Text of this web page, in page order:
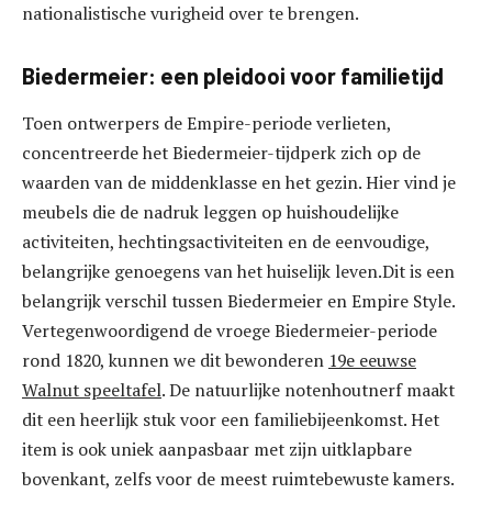
nationalistische vurigheid over te brengen.
Biedermeier: een pleidooi voor familietijd
Toen ontwerpers de Empire-periode verlieten,
concentreerde het Biedermeier-tijdperk zich op de
waarden van de middenklasse en het gezin. Hier vind je
meubels die de nadruk leggen op huishoudelijke
activiteiten, hechtingsactiviteiten en de eenvoudige,
belangrijke genoegens van het huiselijk leven.Dit is een
belangrijk verschil tussen Biedermeier en Empire Style.
Vertegenwoordigend de vroege Biedermeier-periode
rond 1820, kunnen we dit bewonderen 19e eeuwse
Walnut speeltafel. De natuurlijke notenhoutnerf maakt
dit een heerlijk stuk voor een familiebijeenkomst. Het
item is ook uniek aanpasbaar met zijn uitklapbare
bovenkant, zelfs voor de meest ruimtebewuste kamers.